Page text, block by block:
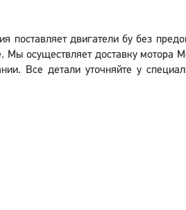
поставляет двигатели бу без
Мы осуществляет доставку мотора
Все детали уточняйте у